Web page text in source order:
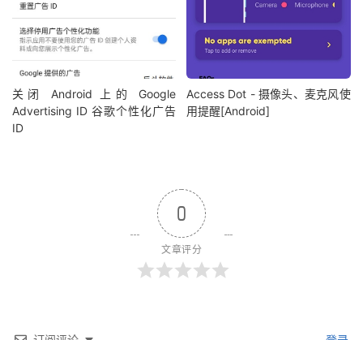
关闭 Android 上的 Google
Advertising ID 谷歌个性化广告
ID
Access Dot - 摄像头、麦克风使
用提醒[Android]
0
文章评分